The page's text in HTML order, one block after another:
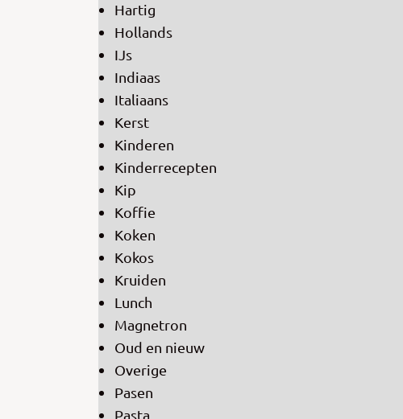
Hartig
Hollands
IJs
Indiaas
Italiaans
Kerst
Kinderen
Kinderrecepten
Kip
Koffie
Koken
Kokos
Kruiden
Lunch
Magnetron
Oud en nieuw
Overige
Pasen
Pasta